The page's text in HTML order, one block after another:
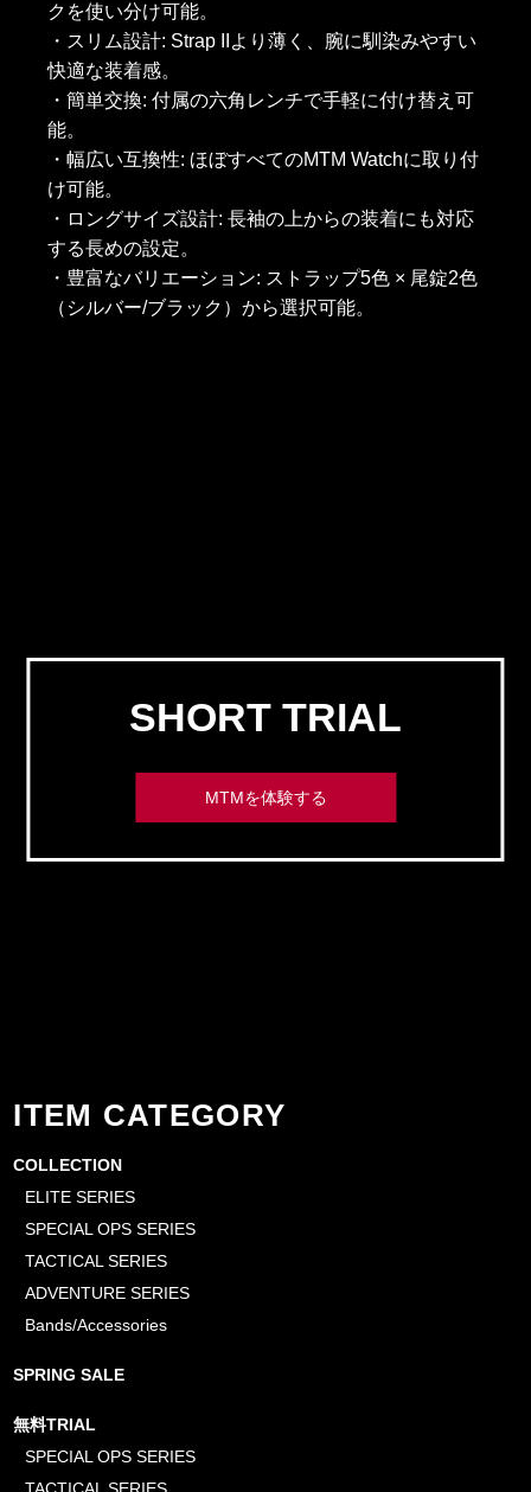
クを使い分け可能。
・スリム設計: Strap IIより薄く、腕に馴染みやすい
快適な装着感。
・簡単交換: 付属の六角レンチで手軽に付け替え可
能。
・幅広い互換性: ほぼすべてのMTM Watchに取り付
け可能。
・ロングサイズ設計: 長袖の上からの装着にも対応
する長めの設定。
・豊富なバリエーション: ストラップ5色 × 尾錠2色
（シルバー/ブラック）から選択可能。
SHORT TRIAL
MTMを体験する
ITEM CATEGORY
COLLECTION
ELITE SERIES
SPECIAL OPS SERIES
TACTICAL SERIES
ADVENTURE SERIES
Bands/Accessories
SPRING SALE
無料TRIAL
SPECIAL OPS SERIES